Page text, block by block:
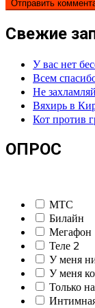
Свежие
У вас нет
Всем
Не
Вяхирь в
Кот против
ОПРОС
МТС
Билайн
Мегафон
Теле 2
У меня
У меня
Только